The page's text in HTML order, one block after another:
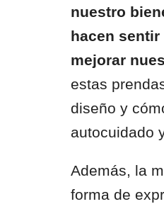
nuestro
hacen
mejorar
estas
diseño y
autocuidado
Además, la
forma de